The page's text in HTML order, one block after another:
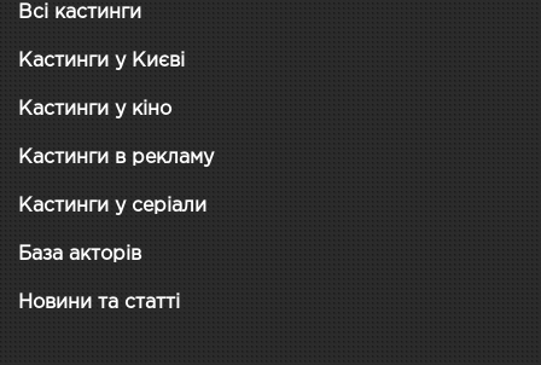
Всі кастинги
Кастинги у Києві
Кастинги у кіно
Кастинги в рекламу
Кастинги у серіали
База акторів
Новини та статті